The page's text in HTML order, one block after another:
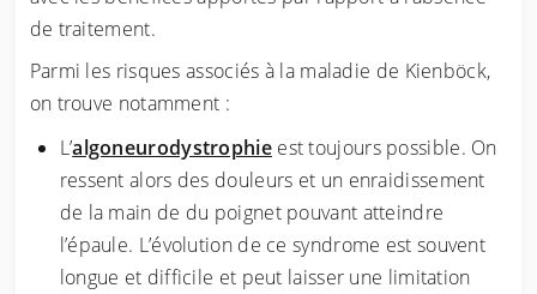
de traitement.
Parmi les risques associés à la maladie de Kienböck,
on trouve notamment :
L’algoneurodystrophieest toujours possible. On
ressent alors des douleurs et un enraidissement
de la main de du poignet pouvant atteindre
l’épaule. L’évolution de ce syndrome est souvent
longue et difficile et peut laisser une limitation